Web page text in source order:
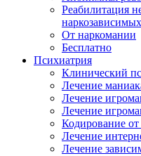
Реабилитация
От наркомании
Бесплатно
Психиатрия
Клинический
Лечение
Лечение
Лечение
Кодирование
Лечение
Лечение